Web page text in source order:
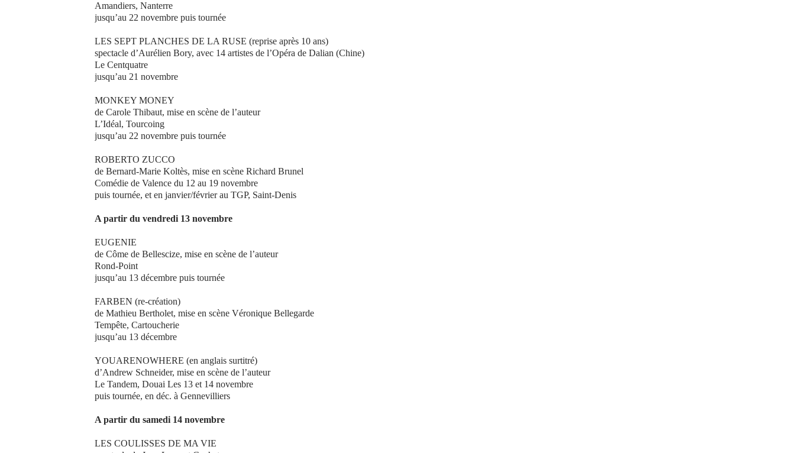
Amandiers, Nanterre
jusqu’au 22 novembre puis tournée
LES SEPT PLANCHES DE LA RUSE (reprise après 10 ans)
spectacle d’Aurélien Bory, avec 14 artistes de l’Opéra de Dalian (Chine)
Le Centquatre
jusqu’au 21 novembre
MONKEY MONEY
de Carole Thibaut, mise en scène de l’auteur
L’Idéal, Tourcoing
jusqu’au 22 novembre puis tournée
ROBERTO ZUCCO
de Bernard-Marie Koltès, mise en scène Richard Brunel
Comédie de Valence du 12 au 19 novembre
puis tournée, et en janvier/février au TGP, Saint-Denis
A partir du vendredi 13 novembre
EUGENIE
de Côme de Bellescize, mise en scène de l’auteur
Rond-Point
jusqu’au 13 décembre puis tournée
FARBEN (re-création)
de Mathieu Bertholet, mise en scène Véronique Bellegarde
Tempête, Cartoucherie
jusqu’au 13 décembre
YOUARENOWHERE (en anglais surtitré)
d’Andrew Schneider, mise en scène de l’auteur
Le Tandem, Douai Les 13 et 14 novembre
puis tournée, en déc. à Gennevilliers
A partir du samedi 14 novembre
LES COULISSES DE MA VIE